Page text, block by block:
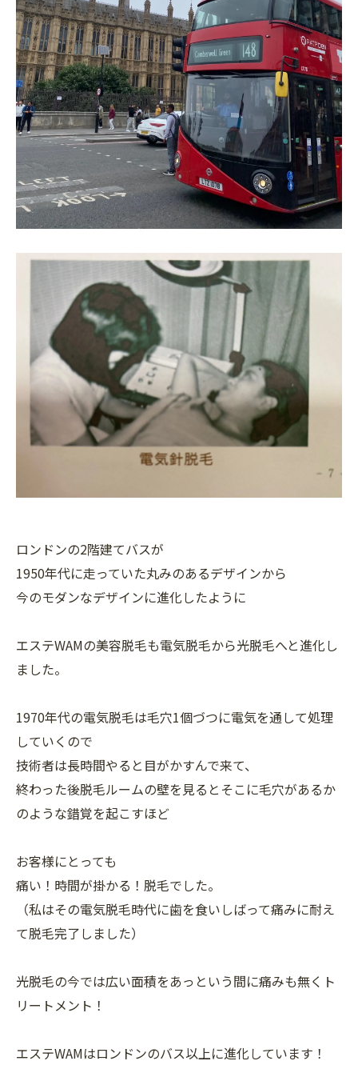
ロンドンの2階建てバスが
1950年代に走っていた丸みのあるデザインから
今のモダンなデザインに進化したように
エステWAMの美容脱毛も電気脱毛から光脱毛へと進化し
ました。
1970年代の電気脱毛は毛穴1個づつに電気を通して処理
していくので
技術者は長時間やると目がかすんで来て、
終わった後脱毛ルームの壁を見るとそこに毛穴があるか
のような錯覚を起こすほど
お客様にとっても
痛い！時間が掛かる！脱毛でした。
（私はその電気脱毛時代に歯を食いしばって痛みに耐え
て脱毛完了しました）
光脱毛の今では広い面積をあっという間に痛みも無くト
リートメント！
エステWAMはロンドンのバス以上に進化しています！